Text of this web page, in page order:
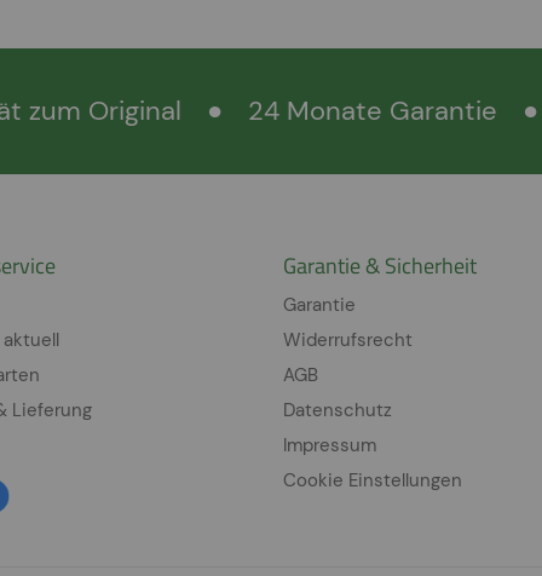
zum Original ● 24 Monate Garantie ●
Lieferung
Garantie & Sicherheit
Garantie
Widerrufsrecht
AGB
Datenschutz
Impressum
Cookie Einstellungen